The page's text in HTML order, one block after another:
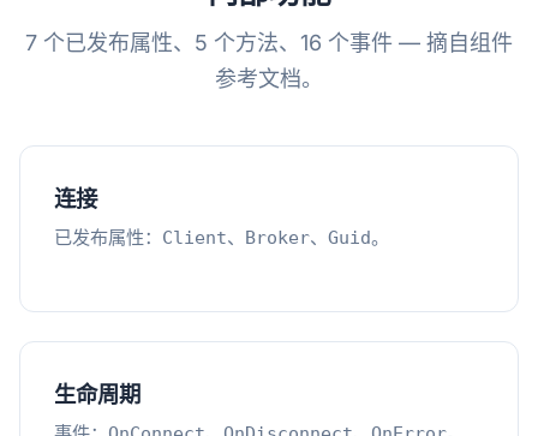
7 个已发布属性、5 个方法、16 个事件 — 摘自组件
参考文档。
连接
已发布属性： Client、 Broker、 Guid。
生命周期